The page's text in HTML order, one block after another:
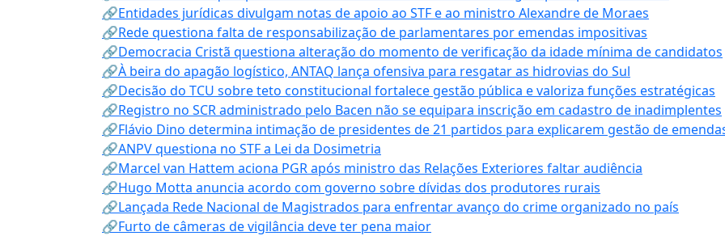
🔗Entidades jurídicas divulgam notas de apoio ao STF e ao ministro Alexandre de Moraes
🔗Rede questiona falta de responsabilização de parlamentares por emendas impositivas
🔗Democracia Cristã questiona alteração do momento de verificação da idade mínima de candidatos
🔗À beira do apagão logístico, ANTAQ lança ofensiva para resgatar as hidrovias do Sul
🔗Decisão do TCU sobre teto constitucional fortalece gestão pública e valoriza funções estratégicas
🔗Registro no SCR administrado pelo Bacen não se equipara inscrição em cadastro de inadimplentes
🔗Flávio Dino determina intimação de presidentes de 21 partidos para explicarem gestão de
🔗ANPV questiona no STF a Lei da Dosimetria
🔗Marcel van Hattem aciona PGR após ministro das Relações Exteriores faltar audiência
🔗Hugo Motta anuncia acordo com governo sobre dívidas dos produtores rurais
🔗Lançada Rede Nacional de Magistrados para enfrentar avanço do crime organizado no país
🔗Furto de câmeras de vigilância deve ter pena maior